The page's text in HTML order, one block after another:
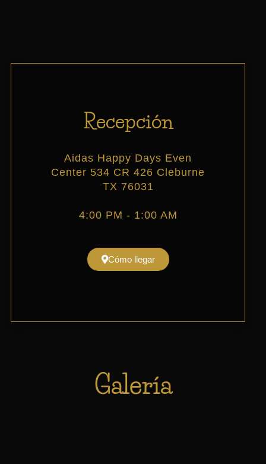
Recepción
Aidas Happy Days Even
Center 534 CR 426 Cleburne
TX 76031
4:00 PM - 1:00 AM
Cómo llegar
Galería